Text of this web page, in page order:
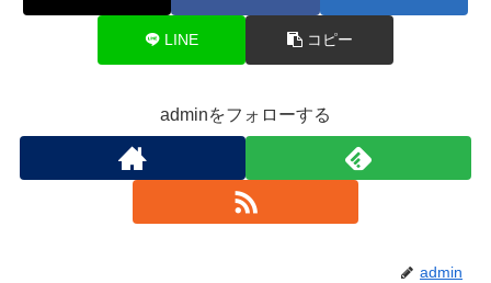
LINE コピー
adminをフォローする
admin